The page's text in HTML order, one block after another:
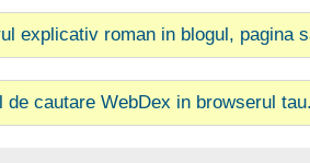
explicativ roman in blogul, pagina
de cautare WebDex in browserul tau.